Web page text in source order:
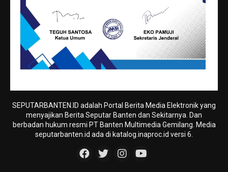
SEPUTARBANTEN.ID adalah Portal Berita Media Elektronik yang
menyajikan Berita Seputar Banten dan Sekitarnya. Dan
berbadan hukum resmi PT Banten Multimedia Gemilang. Media
seputarbanten.id ada di katalog.inaproc.id versi 6.